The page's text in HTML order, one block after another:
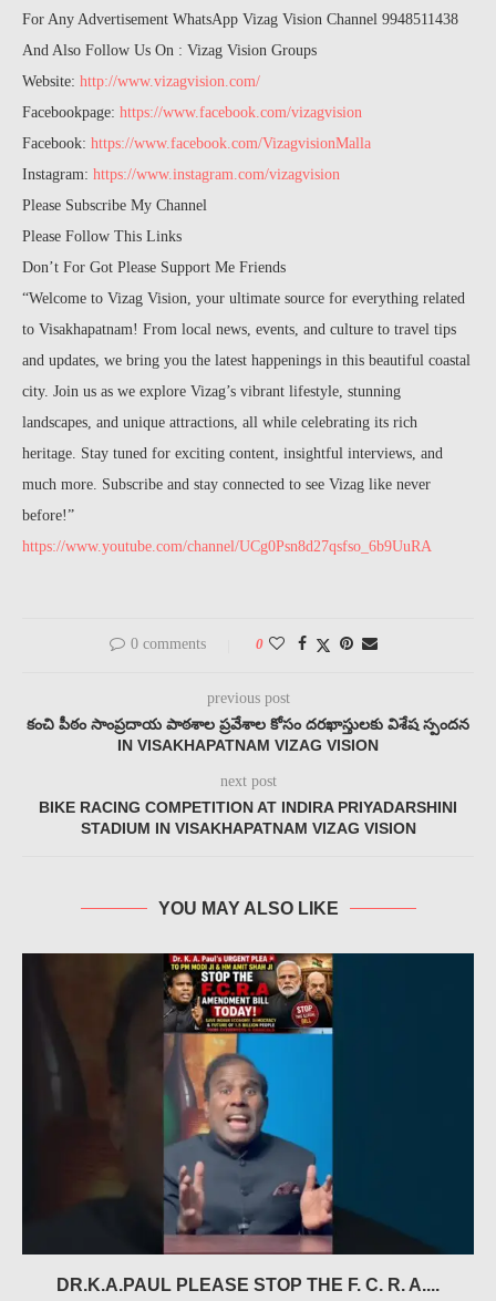
For Any Advertisement WhatsApp Vizag Vision Channel 9948511438
And Also Follow Us On : Vizag Vision Groups
Website: http://www.vizagvision.com/
Facebookpage: https://www.facebook.com/vizagvision
Facebook: https://www.facebook.com/VizagvisionMalla
Instagram: https://www.instagram.com/vizagvision
Please Subscribe My Channel
Please Follow This Links
Don’t For Got Please Support Me Friends
“Welcome to Vizag Vision, your ultimate source for everything related
to Visakhapatnam! From local news, events, and culture to travel tips
and updates, we bring you the latest happenings in this beautiful coastal
city. Join us as we explore Vizag’s vibrant lifestyle, stunning
landscapes, and unique attractions, all while celebrating its rich
heritage. Stay tuned for exciting content, insightful interviews, and
much more. Subscribe and stay connected to see Vizag like never
before!”
https://www.youtube.com/channel/UCg0Psn8d27qsfso_6b9UuRA
0 comments 0
previous post
కంచి పీఠం సాంప్రదాయ పాఠశాల ప్రవేశాల కోసం దరఖాస్తులకు విశేష స్పందన
IN VISAKHAPATNAM VIZAG VISION
next post
BIKE RACING COMPETITION AT INDIRA PRIYADARSHINI
STADIUM IN VISAKHAPATNAM VIZAG VISION
YOU MAY ALSO LIKE
DR.K.A.PAUL PLEASE STOP THE F. C. R. A....